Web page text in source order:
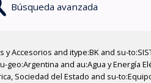
Búsqueda avanzada
and itype:BK and su-
and au:Agua y Energía
Sociedad del Estado and su-